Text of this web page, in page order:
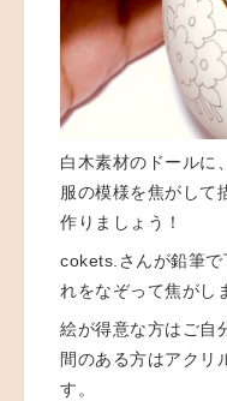
白木素材のドールに
服の模様を焦がして
作りましょう！
cokets.さんが鉛筆で
れをなぞって焦がし
絵が得意な方はご自
間のある方はアクリ
す。